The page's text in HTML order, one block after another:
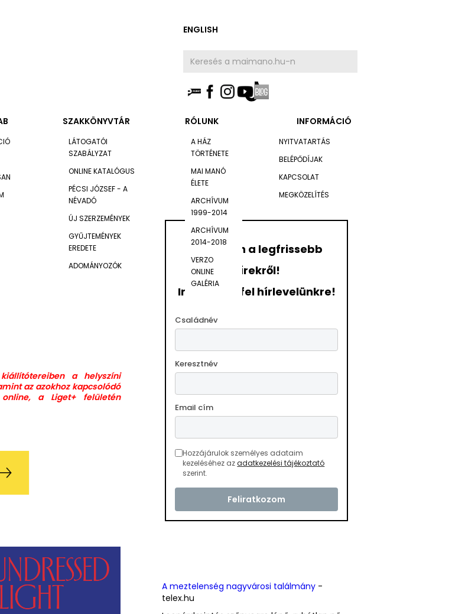
ENGLISH
SZAKKÖNYVTÁR
LÁTOGATÓI
SZABÁLYZAT
ONLINE KATALÓGUS
PÉCSI JÓZSEF - A
NÉVADÓ
ÚJ SZERZEMÉNYEK
GYŰJTEMÉNYEK
EREDETE
ADOMÁNYOZÓK
RÓLUNK
A HÁZ
TÖRTÉNETE
MAI MANÓ
ÉLETE
ARCHÍVUM
1999-2014
ARCHÍVUM
2014-2018
VERZO
ONLINE
GALÉRIA
INFORMÁCIÓ
NYITVATARTÁS
BELÉPŐDÍJAK
KAPCSOLAT
MEGKÖZELÍTÉS
a helyszíni
az azokhoz kapcsolódó
a Liget+ felületén
Értesüljön a legfrissebb
hírekről!
Iratkozzon fel hírlevelünkre!
Családnév
Keresztnév
Email cím
Hozzájárulok személyes adataim
kezeléséhez azadatkezelési tájékoztató
szerint.
A meztelenség nagyvárosi találmány-
telex.hu